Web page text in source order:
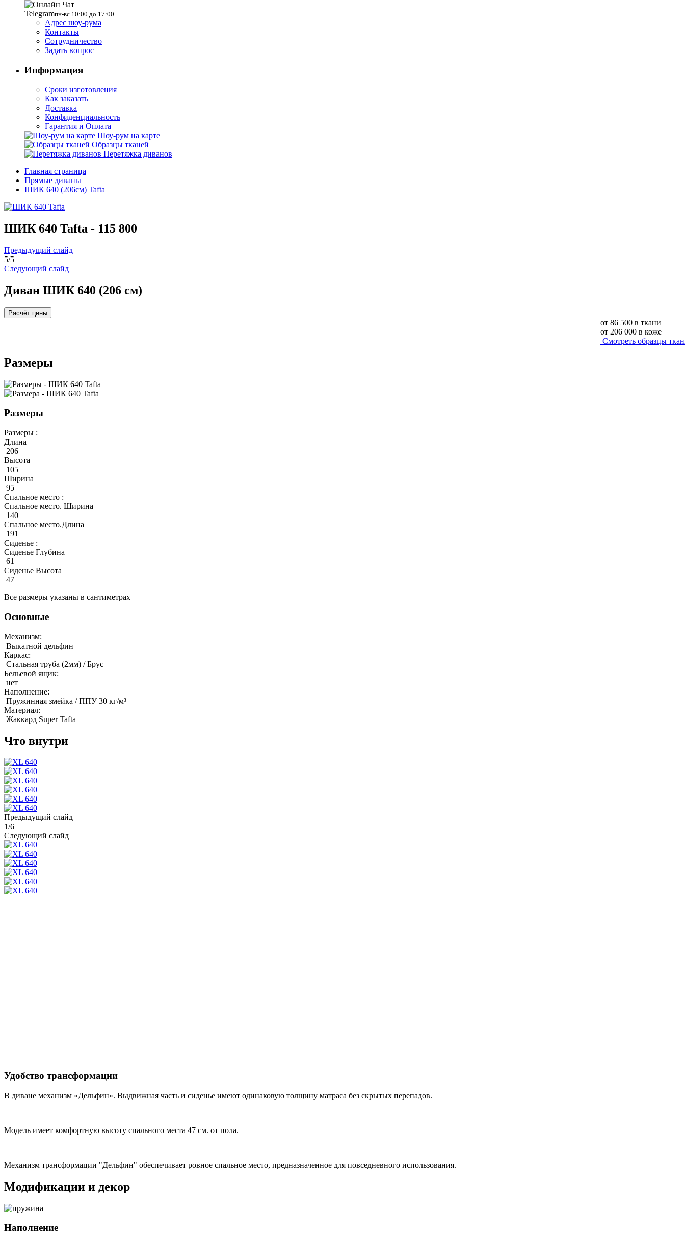
Telegramпн-вс 10:00 до 17:00
Адрес шоу-рума
Контакты
Сотрудничество
Задать вопрос
Информация
Сроки изготовления
Как заказать
Доставка
Конфиденциальность
Гарантия и Оплата
Шоу-рум на карте
Образцы тканей
Перетяжка диванов
Главная страница
Прямые диваны
ШИК 640 (206см) Tafta
ШИК 640 Tafta - 115 800
Предыдущий слайд
5/5
Следующий слайд
Диван ШИК 640 (206 см)
Расчёт цены
от 86 500 в ткани
от 206 000 в коже
Смотреть образцы
Размеры
Размеры
Размеры :
Длина
206
Высота
105
Ширина
95
Спальное место :
Спальное место. Ширина
140
Спальное место.Длина
191
Сиденье :
Сиденье Глубина
61
Сиденье Высота
47
Все размеры указаны в сантиметрах
Основные
Механизм:
Выкатной дельфин
Каркас:
Стальная труба (2мм) / Брус
Бельевой ящик:
нет
Наполнение:
Пружинная змейка / ППУ 30 кг/м³
Материал:
Жаккард Super Tafta
Что внутри
Предыдущий слайд
1/6
Следующий слайд
Удобство трансформации
В диване механизм «Дельфин». Выдвижная часть и сиденье имеют одинаковую толщину матраса без скрытых перепадов.
Модель имеет комфортную высоту спального места 47 см. от пола.
Механизм трансформации "Дельфин" обеспечивает ровное спальное место, предназначенное для повседневного использования.
Модификации и декор
Наполнение